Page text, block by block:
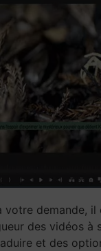
votre demande, il
des vidéos à
et des